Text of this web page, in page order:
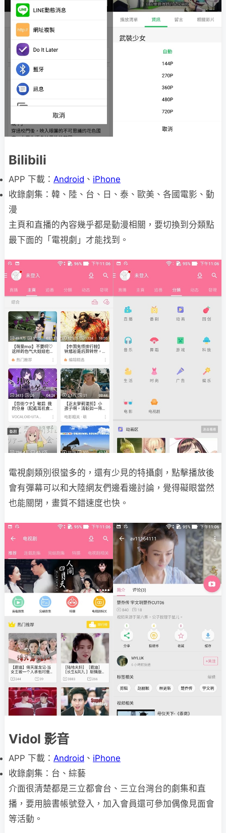
Bilibili
APP 下載： Android 、 iPhone
收錄劇集：韓、陸、台、日、泰、歐美、各國電影、動
漫
主頁和直播的內容幾乎都是動漫相關，要切換到分類點
最下面的「電視劇」才能找到。
電視劇類別很蠻多的，還有少見的特攝劇，點擊播放後
會有彈幕可以和大陸網友們邊看邊討論，覺得礙眼當然
也能關閉，畫質不錯速度也快。
Vidol 影音
APP 下載： Android 、 iPhone
收錄劇集：台、綜藝
介面很清楚都是三立都會台、三立台灣台的劇集和直
播，要用臉書帳號登入，加入會員還可參加偶像見面會
等活動。